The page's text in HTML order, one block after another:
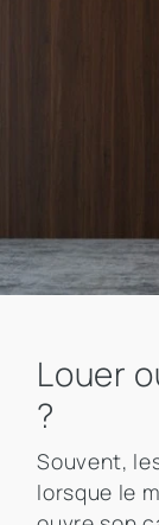
Louer
?
Souvent,
lorsque le